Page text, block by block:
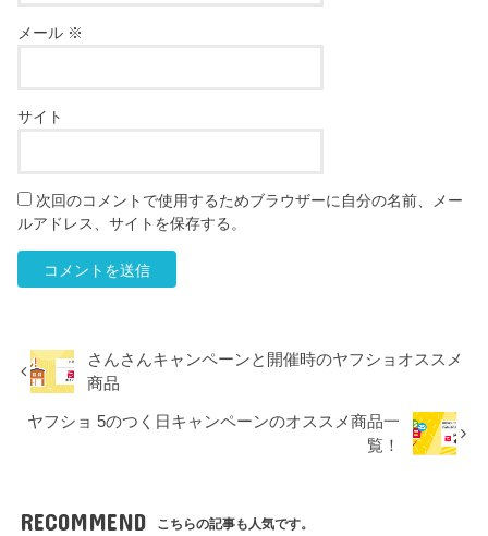
メール ※
サイト
次回のコメントで使用するためブラウザーに自分の名前、メー
ルアドレス、サイトを保存する。
さんさんキャンペーンと開催時のヤフショオススメ
商品
ヤフショ 5のつく日キャンペーンのオススメ商品一
覧！
RECOMMEND こちらの記事も人気です。